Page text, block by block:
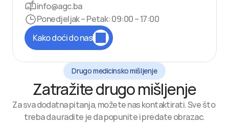
info@agc.ba
Ponedjeljak – Petak: 09:00 – 17:00
Kako doći do nas
Drugo medicinsko mišljenje
Zatražite drugo mišljenje
Za sva dodatna pitanja, možete nas kontaktirati. Sve što
treba da uradite je da popunite i predate obrazac.